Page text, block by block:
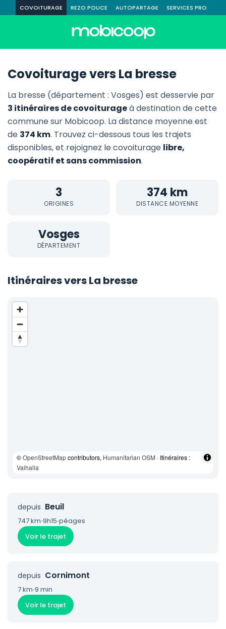
COVOITURAGE REZO POUCE AUTOPARTAGE SERVICES PRO
Covoiturage vers La bresse
La bresse (département : Vosges) est desservie par
3 itinéraires de covoiturageà destination de cette
commune sur Mobicoop. La distance moyenne est
de 374 km. Trouvez ci-dessous tous les trajets
disponibles, et rejoignez le covoiturage libre,
coopératif et sans commission.
3
ORIGINES
374 km
DISTANCE MOYENNE
Vosges
DÉPARTEMENT
Itinéraires vers La bresse
©OpenStreetMapcontributors, Humanitarian OSM · Itinéraires :
Valhalla
depuis Beuil
747 km·9h15·péages
Voir le trajet
depuis Cornimont
7 km·9 min
Voir le trajet